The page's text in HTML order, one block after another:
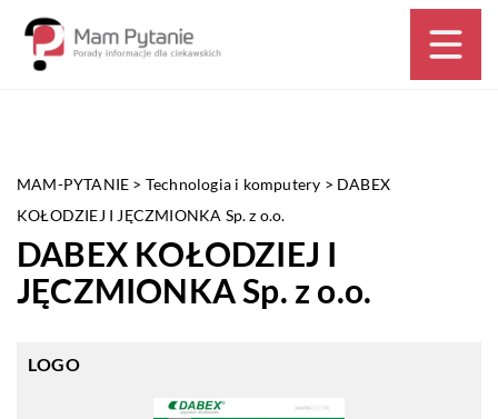
MAM-PYTANIE > Technologia i komputery > DABEX
KOŁODZIEJ I JĘCZMIONKA Sp. z o.o.
DABEX KOŁODZIEJ I
JĘCZMIONKA Sp. z o.o.
LOGO